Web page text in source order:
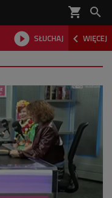
shopping_cart 
 SŁUCHAJ  WIĘCEJ
